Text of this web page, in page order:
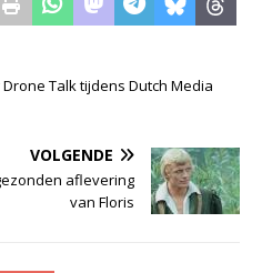
Talk tijdens Dutch Media
VOLGENDE
aflevering
van Floris